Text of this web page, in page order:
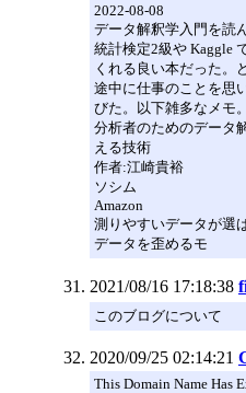
2022-08-08
データ解釈学入門を読
統計検定2級や Kaggle
くれる良い本だった。
途中に仕事のことを思
びた。以下雑多なメモ。
分析者のためのデータ
える技術
作者:江崎貴裕
ソシム
Amazon
測りやすいデータが選
データを歪めるモ
2021/08/16 17:18:38
このブログについて
2020/09/25 02:14:21
This Domain Name Has